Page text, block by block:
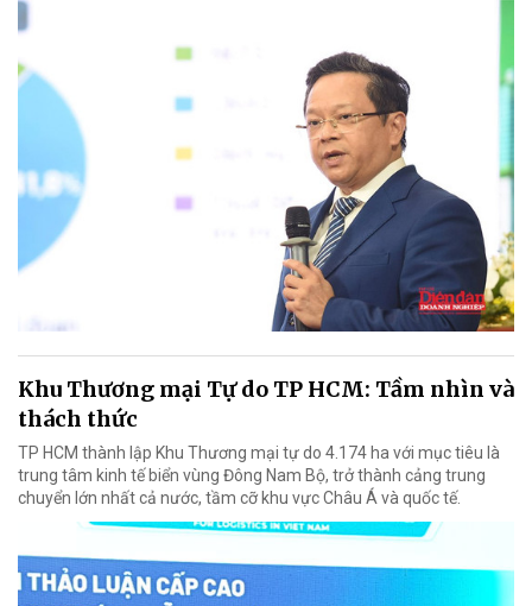
Khu Thương mại Tự do TP HCM: Tầm nhìn và
thách thức
TP HCM thành lập Khu Thương mại tự do 4.174 ha với mục tiêu là
trung tâm kinh tế biển vùng Đông Nam Bộ, trở thành cảng trung
chuyển lớn nhất cả nước, tầm cỡ khu vực Châu Á và quốc tế.